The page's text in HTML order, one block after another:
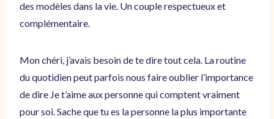
des modèles dans la vie. Un couple respectueux et
complémentaire.
Mon chéri, j’avais besoin de te dire tout cela. La routine
du quotidien peut parfois nous faire oublier l’importance
de dire Je t’aime aux personne qui comptent vraiment
pour soi. Sache que tu es la personne la plus importante